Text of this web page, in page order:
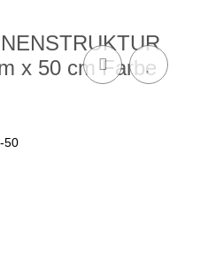
x 50 cm Farbe
50